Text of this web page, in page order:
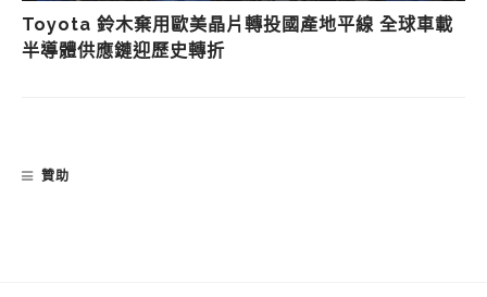
Toyota 鈴木棄用歐美晶片轉投國產地平線 全球車載
半導體供應鏈迎歷史轉折
贊助